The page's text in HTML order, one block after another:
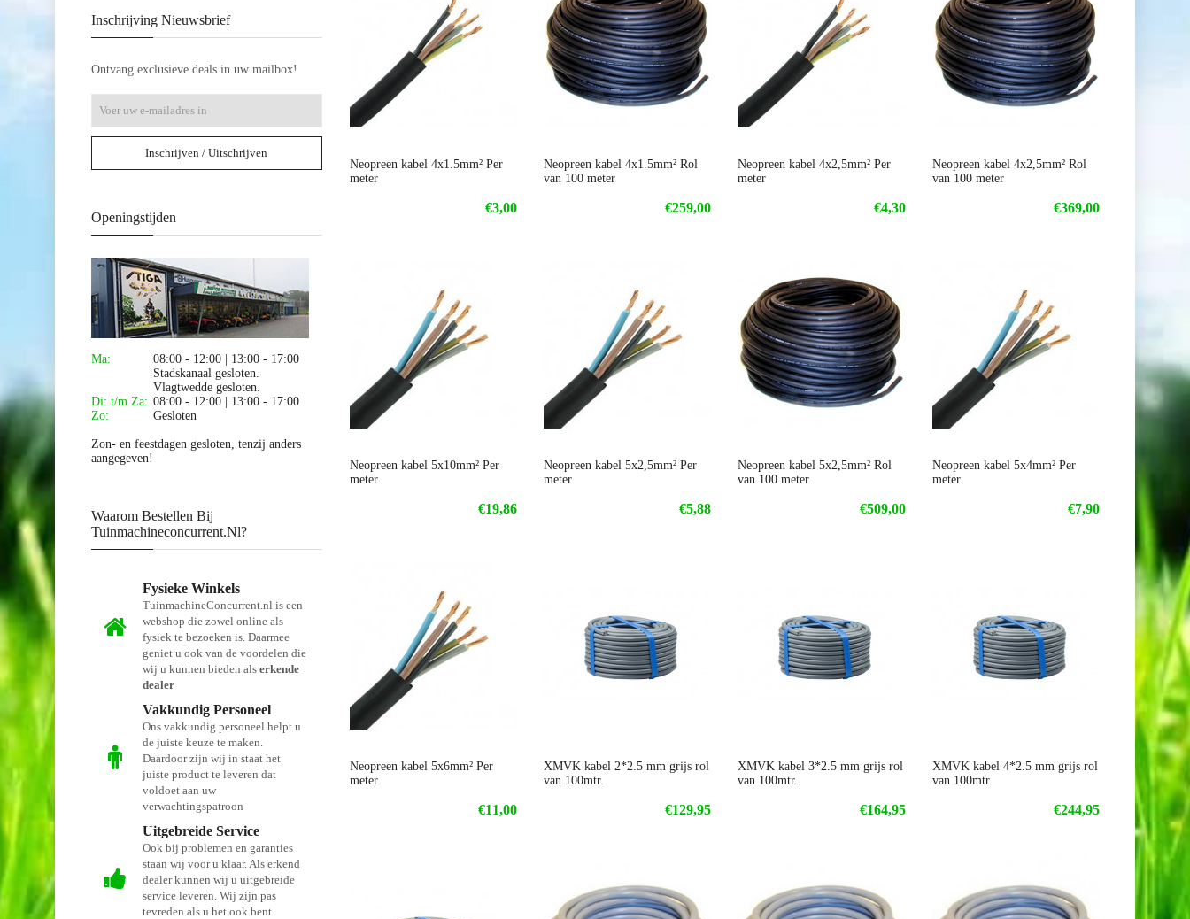
Inschrijving Nieuwsbrief
Ontvang exclusieve deals in uw mailbox!
Inschrijven / Uitschrijven
Openingstijden
Ma:
08:00 - 12:00 | 13:00 - 17:00
Stadskanaal gesloten.
Vlagtwedde gesloten.
Di: t/m Za: 08:00 - 12:00 | 13:00 - 17:00
Zo:
Gesloten
Zon- en feestdagen gesloten, tenzij anders
aangegeven!
Waarom Bestellen Bij
Tuinmachineconcurrent.nl?
Fysieke Winkels
TuinmachineConcurrent.nl is een
webshop die zowel online als
fysiek te bezoeken is. Daarmee
geniet u ook van de voordelen die
wij u kunnen bieden als erkende
dealer
Vakkundig Personeel
Ons vakkundig personeel helpt u
de juiste keuze te maken.
Daardoor zijn wij in staat het
juiste product te leveren dat
voldoet aan uw
verwachtingspatroon
Uitgebreide Service
Ook bij problemen en garanties
staan wij voor u klaar. Als erkend
dealer kunnen wij u uitgebreide
service leveren. Wij zijn pas
tevreden als u het ook bent
Neopreen kabel 4x1.5mm² Per
meter
€3,00
Neopreen kabel 4x1.5mm² Rol
van 100 meter
€259,00
Neopreen kabel 4x2,5mm² Per
meter
€4,30
Neopreen kabel 4x2,5mm² Rol
van 100 meter
€369,00
Neopreen kabel 5x10mm² Per
meter
€19,86
Neopreen kabel 5x2,5mm² Per
meter
€5,88
Neopreen kabel 5x2,5mm² Rol
van 100 meter
€509,00
Neopreen kabel 5x4mm² Per
meter
€7,90
Neopreen kabel 5x6mm² Per
meter
€11,00
XMVK kabel 2*2.5 mm grijs rol
van 100mtr.
€129,95
XMVK kabel 3*2.5 mm grijs rol
van 100mtr.
€164,95
XMVK kabel 4*2.5 mm grijs rol
van 100mtr.
€244,95